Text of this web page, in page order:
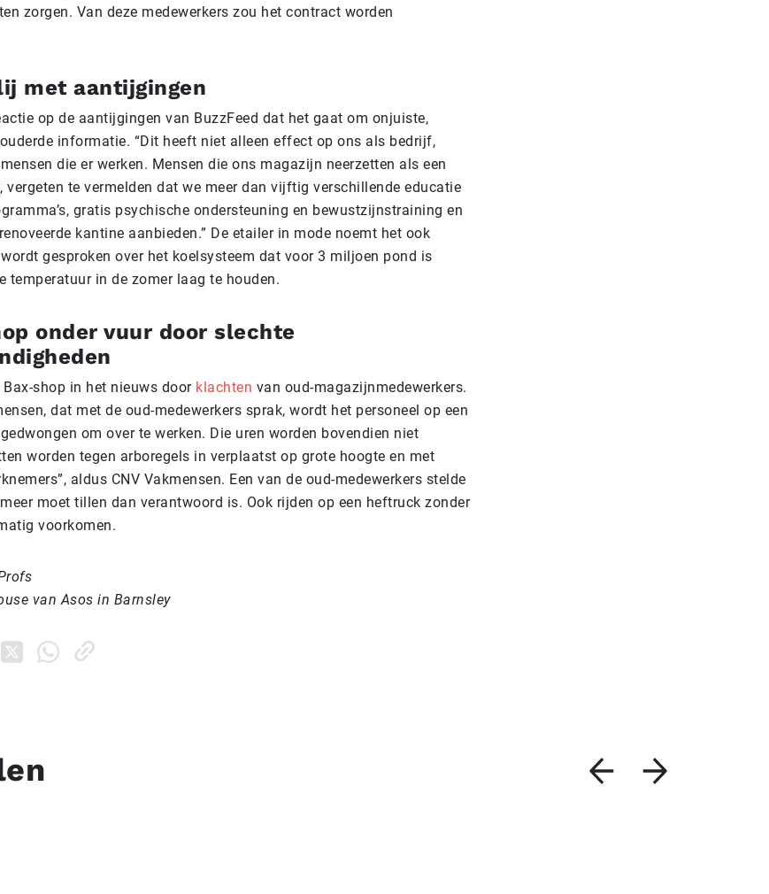
zorgen. Van deze medewerkers zou het contract worden
met aantijgingen
op de aantijgingen van BuzzFeed dat het gaat om onjuiste,
informatie. “Dit heeft niet alleen effect op ons als bedrijf,
die er werken. Mensen die ons magazijn neerzetten als een
vergeten te vermelden dat we meer dan vijftig verschillende educatie
gratis psychische ondersteuning en bewustzijnstraining en
kantine aanbieden.” De etailer in mode noemt het ook
gesproken over het koelsysteem dat voor 3 miljoen pond is
temperatuur in de zomer laag te houden.
onder vuur door slechte
shop in het nieuws door klachten van oud-magazijnmedewerkers.
dat met de oud-medewerkers sprak, wordt het personeel op een
om over te werken. Die uren worden bovendien niet
worden tegen arboregels in verplaatst op grote hoogte en met
aldus CNV Vakmensen. Een van de oud-medewerkers stelde
moet tillen dan verantwoord is. Ook rijden op een heftruck zonder
voorkomen.
van Asos in Barnsley